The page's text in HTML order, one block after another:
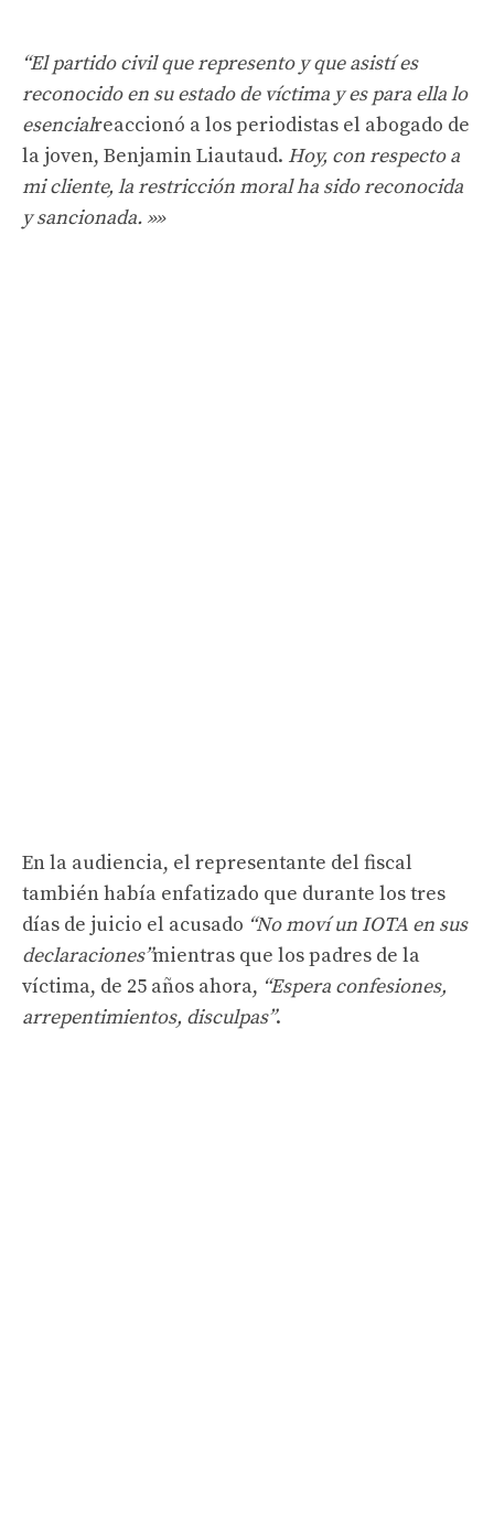
“El partido civil que represento y que asistí es
reconocido en su estado de víctima y es para ella lo
esencialreaccionó a los periodistas el abogado de
la joven, Benjamin Liautaud. Hoy, con respecto a
mi cliente, la restricción moral ha sido reconocida
y sancionada. »»
En la audiencia, el representante del fiscal
también había enfatizado que durante los tres
días de juicio el acusado “No moví un IOTA en sus
declaraciones”mientras que los padres de la
víctima, de 25 años ahora, “Espera confesiones,
arrepentimientos, disculpas”.